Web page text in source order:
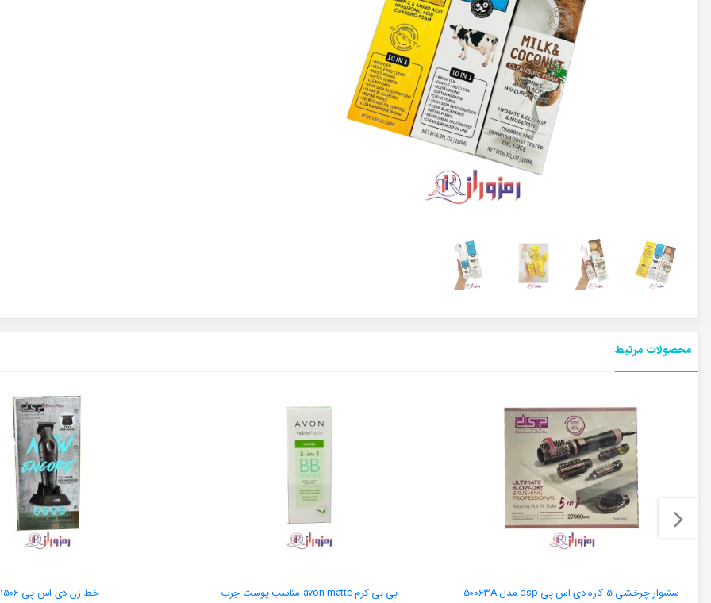
محصولات مرتبط
سشوار چرخشی 5 کاره دی اس پی dsp مدل 50063A بی بی کرم avon matte مناسب پوست چرب خط زن دی اس پی 91506